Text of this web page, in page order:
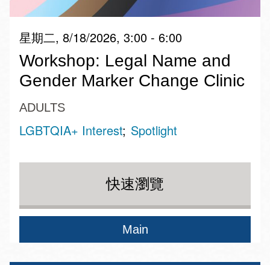
星期二, 8/18/2026, 3:00 - 6:00
Workshop: Legal Name and
Gender Marker Change Clinic
ADULTS
LGBTQIA+ Interest Spotlight
快速瀏覽
Main